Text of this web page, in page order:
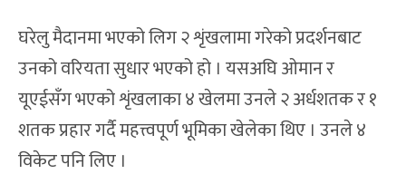
घरेलु मैदानमा भएको लिग २ शृंखलामा गरेको प्रदर्शनबाट
उनको वरियता सुधार भएको हो । यसअघि ओमान र
यूएईसँग भएको शृंखलाका ४ खेलमा उनले २ अर्धशतक र १
शतक प्रहार गर्दै महत्त्वपूर्ण भूमिका खेलेका थिए । उनले ४
विकेट पनि लिए ।